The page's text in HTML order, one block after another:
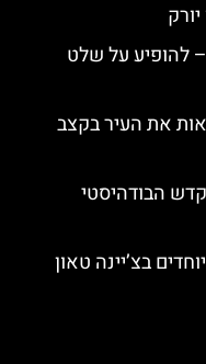
להופיע על שלט
את העיר בקצב
הבודהיסטי
בצ’יינה טאון